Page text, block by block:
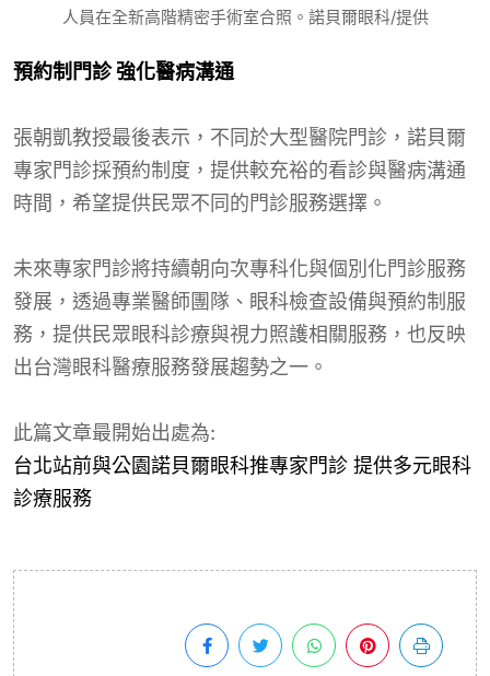
人員在全新高階精密手術室合照。諾貝爾眼科/提供
預約制門診 強化醫病溝通
張朝凱教授最後表示，不同於大型醫院門診，諾貝爾
專家門診採預約制度，提供較充裕的看診與醫病溝通
時間，希望提供民眾不同的門診服務選擇。
未來專家門診將持續朝向次專科化與個別化門診服務
發展，透過專業醫師團隊、眼科檢查設備與預約制服
務，提供民眾眼科診療與視力照護相關服務，也反映
出台灣眼科醫療服務發展趨勢之一。
此篇文章最開始出處為:
台北站前與公園諾貝爾眼科推專家門診 提供多元眼科
診療服務